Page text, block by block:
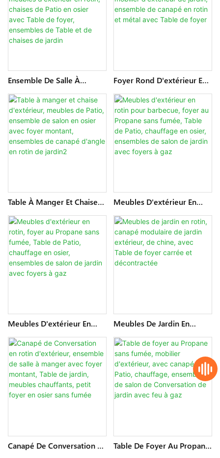
Ensemble De Salle À
Meubles D'extérieur En
Rotin, Chaises De Patio En
Osier Avec Table De Foyer,
Ensembles De Table Et De
Chaises De Jardin
Foyer Rond D'extérieur En
Propane, Mobilier
D'extérieur De Jardin,
Ensemble De Canapé En
Rotin Et Métal Avec Table
De Foyer
Table À Manger Et Chaise
Patio, Ensemble De Salon
En Osier Avec Foyer
Montant, Ensembles De
Canapé D'angle En Rotin De
Jardin2
Meubles D'extérieur En
Au Propane Sans Fumée,
Table De Patio, Chauffage
En Osier, Ensembles De
Salon De Jardin Avec
Foyers À Gaz
Meubles D'extérieur En
Sans Fumée, Table De Patio,
Chauffage En Osier,
Ensembles De Salon De
Jardin Avec Foyers À Gaz
Meubles De Jardin En
De Jardin Extérieur, De
Chine, Avec Table De Foyer
Carrée Et Décontractée
Canapé De Conversation En
Table De Foyer Au Propane